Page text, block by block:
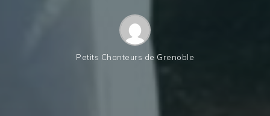
Petits Chanteurs de Grenoble